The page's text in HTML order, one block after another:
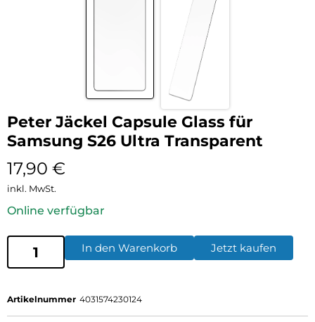
Peter Jäckel Capsule Glass für
Samsung S26 Ultra Transparent
17,90 €
inkl. MwSt.
Online verfügbar
In den Warenkorb Jetzt kaufen
Artikelnummer 4031574230124